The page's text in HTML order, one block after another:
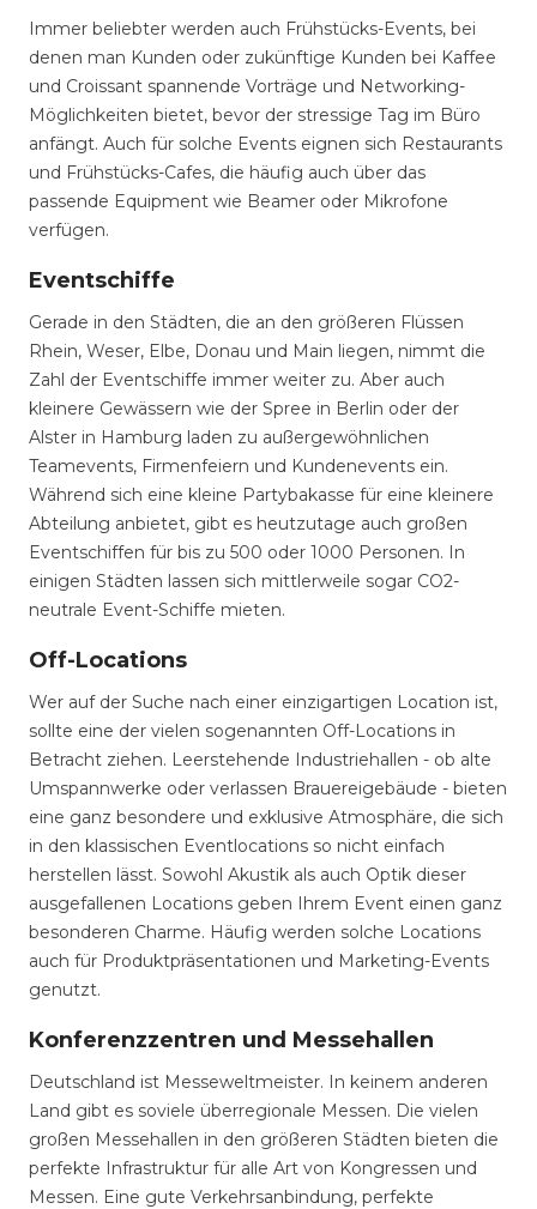
Immer beliebter werden auch Frühstücks-Events, bei
denen man Kunden oder zukünftige Kunden bei Kaffee
und Croissant spannende Vorträge und Networking-
Möglichkeiten bietet, bevor der stressige Tag im Büro
anfängt. Auch für solche Events eignen sich Restaurants
und Frühstücks-Cafes, die häufig auch über das
passende Equipment wie Beamer oder Mikrofone
verfügen.
Eventschiffe
Gerade in den Städten, die an den größeren Flüssen
Rhein, Weser, Elbe, Donau und Main liegen, nimmt die
Zahl der Eventschiffe immer weiter zu. Aber auch
kleinere Gewässern wie der Spree in Berlin oder der
Alster in Hamburg laden zu außergewöhnlichen
Teamevents, Firmenfeiern und Kundenevents ein.
Während sich eine kleine Partybakasse für eine kleinere
Abteilung anbietet, gibt es heutzutage auch großen
Eventschiffen für bis zu 500 oder 1000 Personen. In
einigen Städten lassen sich mittlerweile sogar CO2-
neutrale Event-Schiffe mieten.
Off-Locations
Wer auf der Suche nach einer einzigartigen Location ist,
sollte eine der vielen sogenannten Off-Locations in
Betracht ziehen. Leerstehende Industriehallen - ob alte
Umspannwerke oder verlassen Brauereigebäude - bieten
eine ganz besondere und exklusive Atmosphäre, die sich
in den klassischen Eventlocations so nicht einfach
herstellen lässt. Sowohl Akustik als auch Optik dieser
ausgefallenen Locations geben Ihrem Event einen ganz
besonderen Charme. Häufig werden solche Locations
auch für Produktpräsentationen und Marketing-Events
genutzt.
Konferenzzentren und Messehallen
Deutschland ist Messeweltmeister. In keinem anderen
Land gibt es soviele überregionale Messen. Die vielen
großen Messehallen in den größeren Städten bieten die
perfekte Infrastruktur für alle Art von Kongressen und
Messen. Eine gute Verkehrsanbindung, perfekte